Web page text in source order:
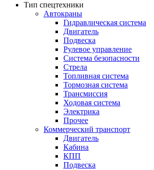
Тип спецтехники
Автокраны
Гидравлическая система
Двигатель
Подвеска
Рулевое управление
Система безопасности
Стрела
Топливная система
Тормозная система
Трансмиссия
Ходовая система
Электрика
Прочее
Коммерческий транспорт
Двигатель
Кабина
КПП
Подвеска